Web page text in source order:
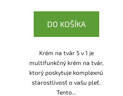
DO KOŠÍKA
Krém na tvár 5 v 1 je
multifunkčný krém na tvár,
ktorý poskytuje komplexnú
starostlivosť o vašu pleť.
Tento...